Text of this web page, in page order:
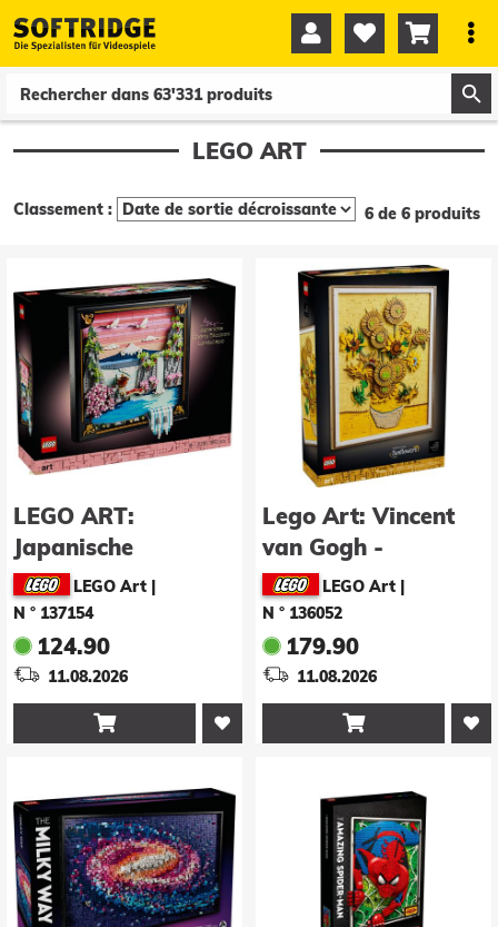
   
LEGO ART
Classement : 6 de 6 produits
LEGO ART:
Japanische
Kirschblütenlandschaft
(31218)
LEGO Art
N ° 137154
124.90
11.08.2026

Lego Art: Vincent
van Gogh -
Sonnenblumen
(31215)
LEGO Art
N ° 136052
179.90
11.08.2026
